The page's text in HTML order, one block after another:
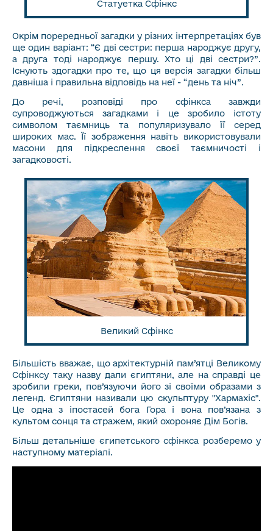
Статуетка Сфінкс
Окрім порередньої загадки у різних інтерпретаціях був
ще один варіант: “Є дві сестри: перша народжує другу,
а друга тоді народжує першу. Хто ці дві сестри?”.
Існують здогадки про те, що ця версія загадки більш
давніша і правильна відповідь на неї - “день та ніч”.
До речі, розповіді про сфінкса завжди
супроводжуються загадками і це зробило істоту
символом таємниць та популяризувало її серед
широких мас. Її зображення навіть використовували
масони для підкреслення своєї таємничості і
загадковості.
Великий Сфінкс
Більшість вважає, що архітектурній пам’ятці Великому
Сфінксу таку назву дали єгиптяни, але на справді це
зробили греки, пов’язуючи його зі своїми образами з
легенд. Єгиптяни називали цю скульптуру "Хармахіс".
Це одна з іпостасей бога Гора і вона пов’язана з
культом сонця та стражем, який охороняє Дім Богів.
Більш детальніше єгипетського сфінкса розберемо у
наступному матеріалі.